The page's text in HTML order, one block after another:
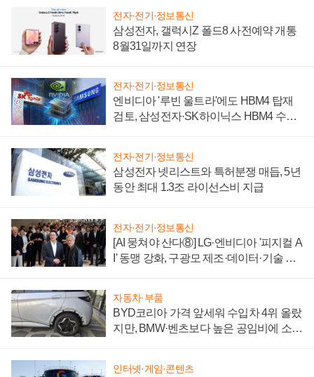
전자·전기·정보통신
삼성전자, 갤럭시Z 폴드8 사전예약 개통
8월31일까지 연장
전자·전기·정보통신
엔비디아 '루빈 울트라'에도 HBM4 탑재
검토, 삼성전자·SK하이닉스 HBM4 수율
전자·전기·정보통신
삼성전자 넷리스트와 특허분쟁 매듭, 5년
동안 최대 1.3조 라이선스비 지급
전자·전기·정보통신
[AI 뭉쳐야 산다⑧] LG·엔비디아 '피지컬 A
I' 동맹 강화, 구광모 제조·데이터·기술 결
자동차·부품
BYD코리아 가격 앞세워 수입차 4위 올랐
지만, BMW·벤츠보다 높은 공임비에 소비
인터넷·게임·콘텐츠